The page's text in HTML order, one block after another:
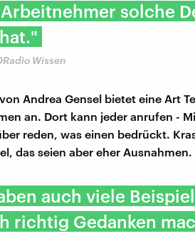
solche
Wissen
Andrea Gensel bietet eine Art
an. Dort kann jeder anrufen -
reden, was einen bedrückt.
das seien aber eher Ausnahmen.
auch viele
richtig Gedanken